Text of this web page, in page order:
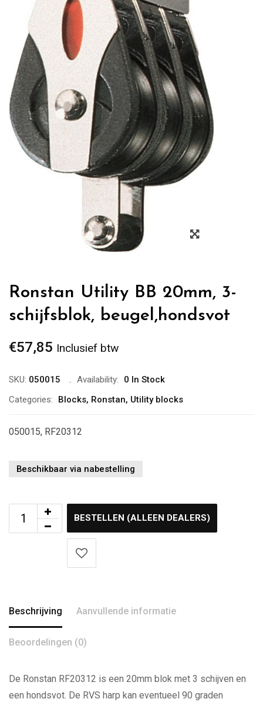
Zoom
Ronstan Utility BB 20mm, 3-
schijfsblok, beugel,hondsvot
€57,85 Inclusief btw
SKU: 050015 Availability:
0 In Stock
Categories:
Blocks, Ronstan, Utility blocks
050015, RF20312
Beschikbaar via nabestelling
BESTELLEN (ALLEEN DEALERS)
Beschrijving Aanvullende informatie
Beoordelingen (0)
De Ronstan RF20312 is een 20mm blok met 3 schijven en
een hondsvot. De RVS harp kan eventueel 90 graden